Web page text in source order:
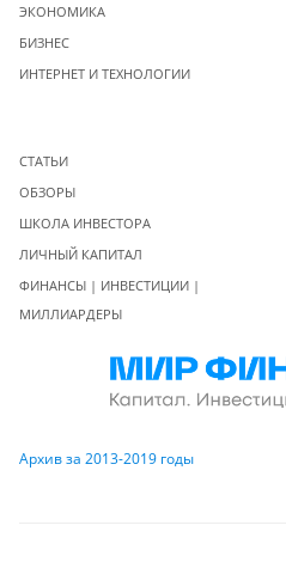
ЭКОНОМИКА
БИЗНЕС
ИНТЕРНЕТ И ТЕХНОЛОГИИ
СТАТЬИ
ОБЗОРЫ
ШКОЛА ИНВЕСТОРА
ЛИЧНЫЙ КАПИТАЛ
ФИНАНСЫ | ИНВЕСТИЦИИ |
МИЛЛИАРДЕРЫ
Архив за 2013-2019 годы